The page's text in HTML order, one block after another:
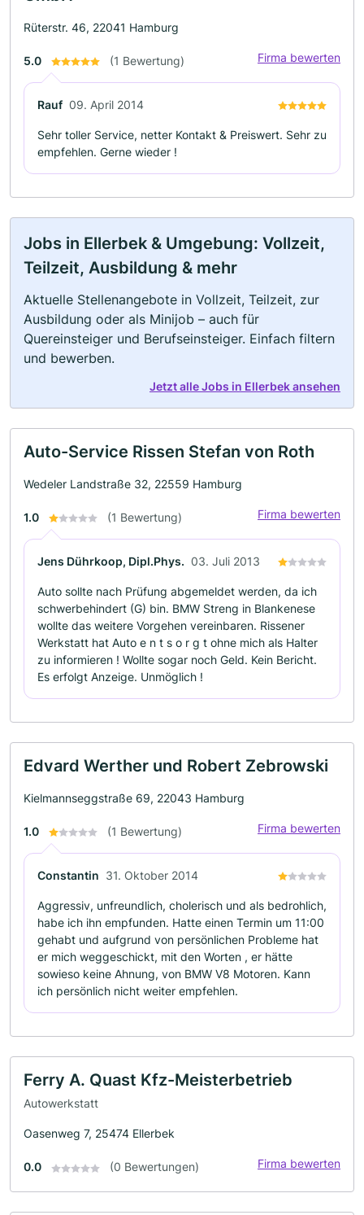
Rüterstr. 46, 22041 Hamburg
5.0 (1 Bewertung) Firma bewerten
Rauf 09. April 2014
Sehr toller Service, netter Kontakt & Preiswert. Sehr zu
empfehlen. Gerne wieder !
Jobs in Ellerbek & Umgebung: Vollzeit,
Teilzeit, Ausbildung & mehr
Aktuelle Stellenangebote in Vollzeit, Teilzeit, zur
Ausbildung oder als Minijob – auch für
Quereinsteiger und Berufseinsteiger. Einfach filtern
und bewerben.
Jetzt alle Jobs in Ellerbek ansehen
Auto-Service Rissen Stefan von Roth
Wedeler Landstraße 32, 22559 Hamburg
1.0 (1 Bewertung) Firma bewerten
Jens Dührkoop, Dipl.Phys. 03. Juli 2013
Auto sollte nach Prüfung abgemeldet werden, da ich
schwerbehindert (G) bin. BMW Streng in Blankenese
wollte das weitere Vorgehen vereinbaren. Rissener
Werkstatt hat Auto e n t s o r g t ohne mich als Halter
zu informieren ! Wollte sogar noch Geld. Kein Bericht.
Es erfolgt Anzeige. Unmöglich !
Edvard Werther und Robert Zebrowski
Kielmannseggstraße 69, 22043 Hamburg
1.0 (1 Bewertung) Firma bewerten
Constantin 31. Oktober 2014
Aggressiv, unfreundlich, cholerisch und als bedrohlich,
habe ich ihn empfunden. Hatte einen Termin um 11:00
gehabt und aufgrund von persönlichen Probleme hat
er mich weggeschickt, mit den Worten , er hätte
sowieso keine Ahnung, von BMW V8 Motoren. Kann
ich persönlich nicht weiter empfehlen.
Ferry A. Quast Kfz-Meisterbetrieb
Autowerkstatt
Oasenweg 7, 25474 Ellerbek
0.0 (0 Bewertungen) Firma bewerten